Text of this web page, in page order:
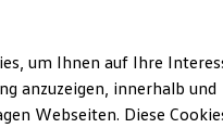
um Ihnen auf Ihre
anzuzeigen, innerhalb und
Webseiten. Diese